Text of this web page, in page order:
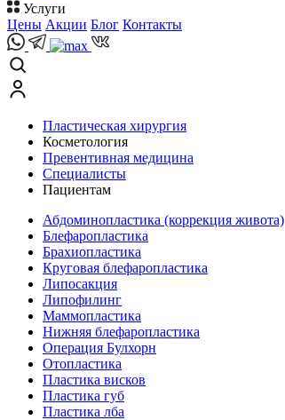
Услуги
Цены Акции Блог Контакты
Пластическая хирургия
Косметология
Превентивная медицина
Специалисты
Пациентам
Абдоминопластика (коррекция живота)
Блефаропластика
Брахиопластика
Круговая блефаропластика
Липосакция
Липофилинг
Маммопластика
Нижняя блефаропластика
Операция Булхорн
Отопластика
Пластика висков
Пластика губ
Пластика лба